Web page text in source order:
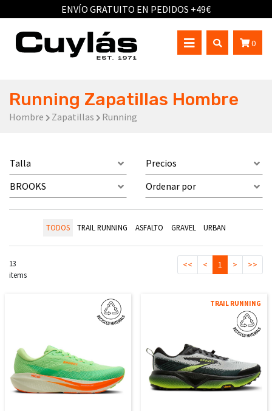
ENVÍO GRATUITO EN PEDIDOS +49€
0
Running Zapatillas Hombre
Hombre Zapatillas Running
Talla
Precios
BROOKS
Ordenar por
TODOS TRAIL RUNNING ASFALTO GRAVEL URBAN
13
items
<< < 1 > >>
TRAIL RUNNING